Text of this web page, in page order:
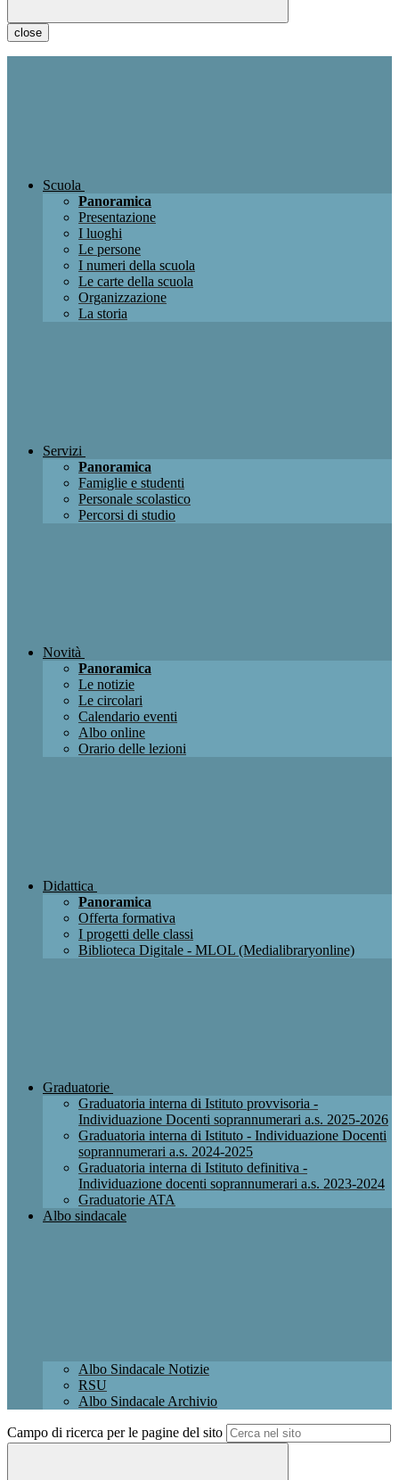
close
Scuola
Panoramica
Presentazione
I luoghi
Le persone
I numeri della scuola
Le carte della scuola
Organizzazione
La storia
Servizi
Panoramica
Famiglie e studenti
Personale scolastico
Percorsi di studio
Novità
Panoramica
Le notizie
Le circolari
Calendario eventi
Albo online
Orario delle lezioni
Didattica
Panoramica
Offerta formativa
I progetti delle classi
Biblioteca Digitale - MLOL (Medialibraryonline)
Graduatorie
Graduatoria interna di Istituto provvisoria -
Individuazione Docenti soprannumerari a.s. 2025-2026
Graduatoria interna di Istituto - Individuazione Docenti
soprannumerari a.s. 2024-2025
Graduatoria interna di Istituto definitiva -
Individuazione docenti soprannumerari a.s. 2023-2024
Graduatorie ATA
Albo sindacale
Albo Sindacale Notizie
RSU
Albo Sindacale Archivio
Campo di ricerca per le pagine del sito